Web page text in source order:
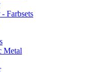
Farbsets
Metal